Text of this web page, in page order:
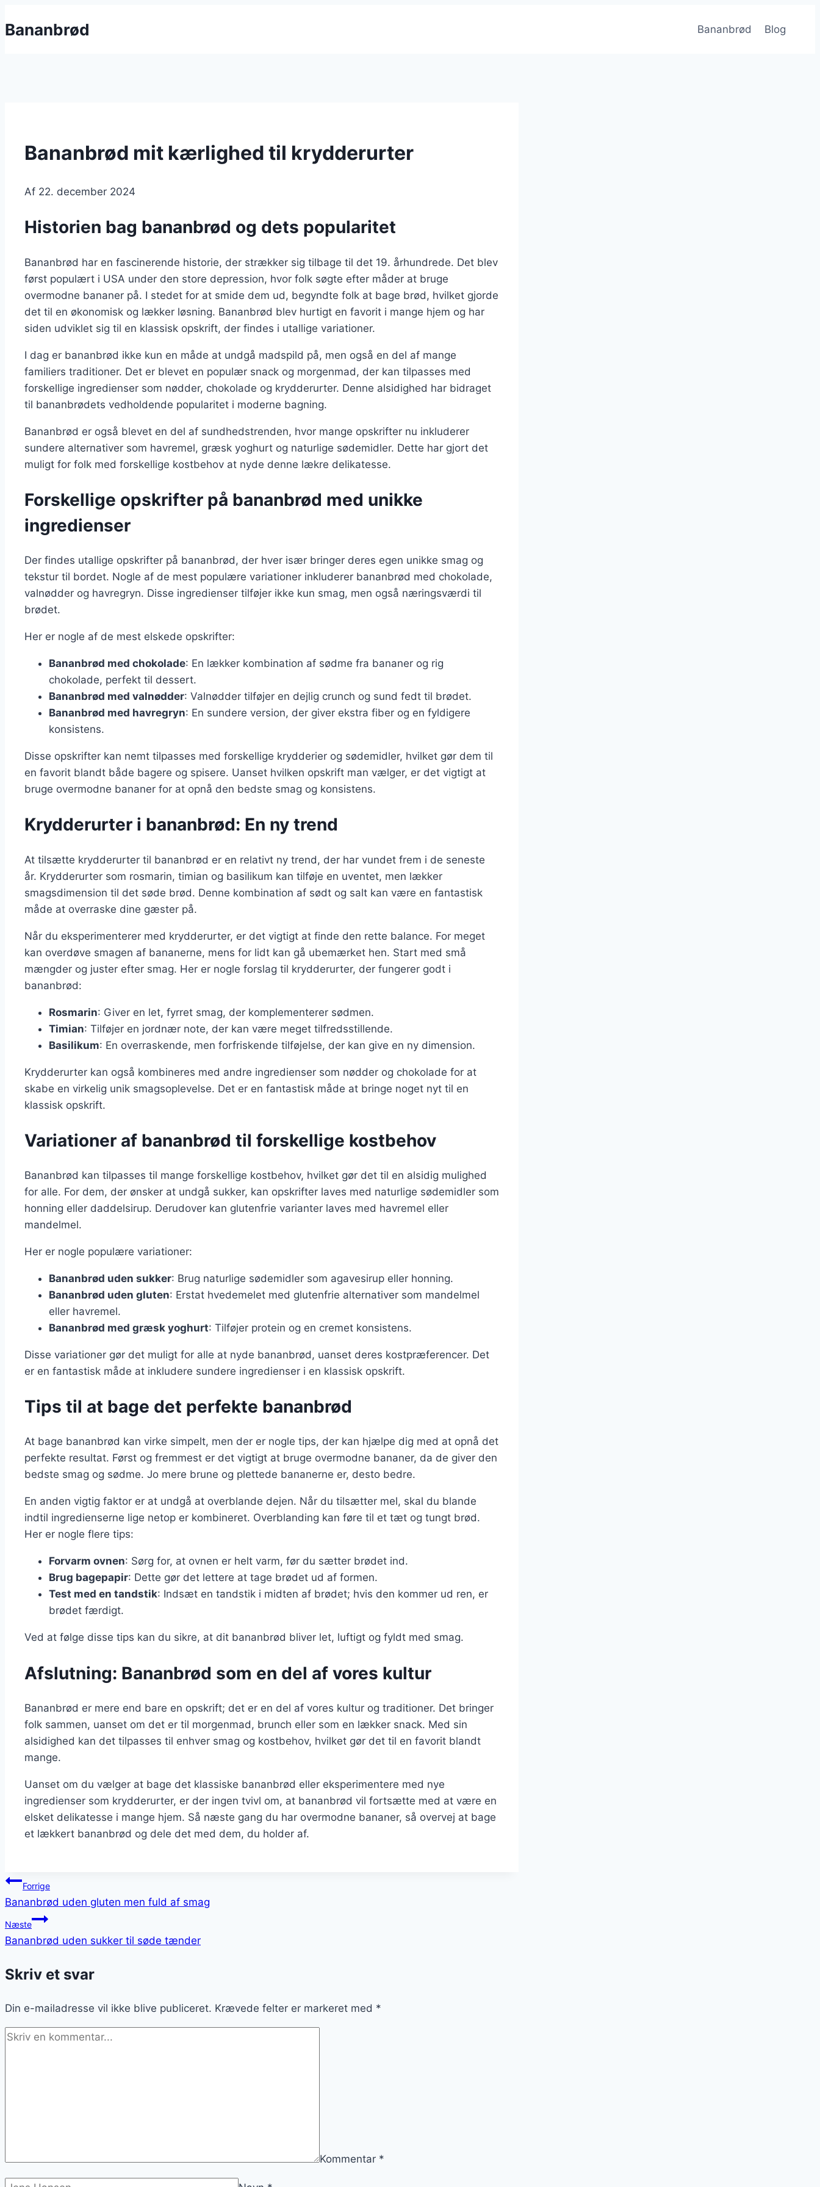
til
Bananbrød Bananbrød Blog
Bananbrød mit kærlighed til krydderurter
Af 22. december 2024
Historien bag bananbrød og dets popularitet
Bananbrød har en fascinerende historie, der strækker sig tilbage til det 19. århundrede. Det blev
først populært i USA under den store depression, hvor folk søgte efter måder at bruge
overmodne bananer på. I stedet for at smide dem ud, begyndte folk at bage brød, hvilket gjorde
det til en økonomisk og lækker løsning. Bananbrød blev hurtigt en favorit i mange hjem og har
siden udviklet sig til en klassisk opskrift, der findes i utallige variationer.
I dag er bananbrød ikke kun en måde at undgå madspild på, men også en del af mange
familiers traditioner. Det er blevet en populær snack og morgenmad, der kan tilpasses med
forskellige ingredienser som nødder, chokolade og krydderurter. Denne alsidighed har bidraget
til bananbrødets vedholdende popularitet i moderne bagning.
Bananbrød er også blevet en del af sundhedstrenden, hvor mange opskrifter nu inkluderer
sundere alternativer som havremel, græsk yoghurt og naturlige sødemidler. Dette har gjort det
muligt for folk med forskellige kostbehov at nyde denne lækre delikatesse.
Forskellige opskrifter på bananbrød med unikke
ingredienser
Der findes utallige opskrifter på bananbrød, der hver især bringer deres egen unikke smag og
tekstur til bordet. Nogle af de mest populære variationer inkluderer bananbrød med chokolade,
valnødder og havregryn. Disse ingredienser tilføjer ikke kun smag, men også næringsværdi til
brødet.
Her er nogle af de mest elskede opskrifter:
Bananbrød med chokolade: En lækker kombination af sødme fra bananer og rig
chokolade, perfekt til dessert.
Bananbrød med valnødder: Valnødder tilføjer en dejlig crunch og sund fedt til brødet.
Bananbrød med havregryn: En sundere version, der giver ekstra fiber og en fyldigere
konsistens.
Disse opskrifter kan nemt tilpasses med forskellige krydderier og sødemidler, hvilket gør dem til
en favorit blandt både bagere og spisere. Uanset hvilken opskrift man vælger, er det vigtigt at
bruge overmodne bananer for at opnå den bedste smag og konsistens.
Krydderurter i bananbrød: En ny trend
At tilsætte krydderurter til bananbrød er en relativt ny trend, der har vundet frem i de seneste
år. Krydderurter som rosmarin, timian og basilikum kan tilføje en uventet, men lækker
smagsdimension til det søde brød. Denne kombination af sødt og salt kan være en fantastisk
måde at overraske dine gæster på.
Når du eksperimenterer med krydderurter, er det vigtigt at finde den rette balance. For meget
kan overdøve smagen af bananerne, mens for lidt kan gå ubemærket hen. Start med små
mængder og juster efter smag. Her er nogle forslag til krydderurter, der fungerer godt i
bananbrød:
Rosmarin: Giver en let, fyrret smag, der komplementerer sødmen.
Timian: Tilføjer en jordnær note, der kan være meget tilfredsstillende.
Basilikum: En overraskende, men forfriskende tilføjelse, der kan give en ny dimension.
Krydderurter kan også kombineres med andre ingredienser som nødder og chokolade for at
skabe en virkelig unik smagsoplevelse. Det er en fantastisk måde at bringe noget nyt til en
klassisk opskrift.
Variationer af bananbrød til forskellige kostbehov
Bananbrød kan tilpasses til mange forskellige kostbehov, hvilket gør det til en alsidig mulighed
for alle. For dem, der ønsker at undgå sukker, kan opskrifter laves med naturlige sødemidler som
honning eller daddelsirup. Derudover kan glutenfrie varianter laves med havremel eller
mandelmel.
Her er nogle populære variationer:
Bananbrød uden sukker: Brug naturlige sødemidler som agavesirup eller honning.
Bananbrød uden gluten: Erstat hvedemelet med glutenfrie alternativer som mandelmel
eller havremel.
Bananbrød med græsk yoghurt: Tilføjer protein og en cremet konsistens.
Disse variationer gør det muligt for alle at nyde bananbrød, uanset deres kostpræferencer. Det
er en fantastisk måde at inkludere sundere ingredienser i en klassisk opskrift.
Tips til at bage det perfekte bananbrød
At bage bananbrød kan virke simpelt, men der er nogle tips, der kan hjælpe dig med at opnå det
perfekte resultat. Først og fremmest er det vigtigt at bruge overmodne bananer, da de giver den
bedste smag og sødme. Jo mere brune og plettede bananerne er, desto bedre.
En anden vigtig faktor er at undgå at overblande dejen. Når du tilsætter mel, skal du blande
indtil ingredienserne lige netop er kombineret. Overblanding kan føre til et tæt og tungt brød.
Her er nogle flere tips:
Forvarm ovnen: Sørg for, at ovnen er helt varm, før du sætter brødet ind.
Brug bagepapir: Dette gør det lettere at tage brødet ud af formen.
Test med en tandstik: Indsæt en tandstik i midten af brødet; hvis den kommer ud ren, er
brødet færdigt.
Ved at følge disse tips kan du sikre, at dit bananbrød bliver let, luftigt og fyldt med smag.
Afslutning: Bananbrød som en del af vores kultur
Bananbrød er mere end bare en opskrift; det er en del af vores kultur og traditioner. Det bringer
folk sammen, uanset om det er til morgenmad, brunch eller som en lækker snack. Med sin
alsidighed kan det tilpasses til enhver smag og kostbehov, hvilket gør det til en favorit blandt
mange.
Uanset om du vælger at bage det klassiske bananbrød eller eksperimentere med nye
ingredienser som krydderurter, er der ingen tvivl om, at bananbrød vil fortsætte med at være en
elsket delikatesse i mange hjem. Så næste gang du har overmodne bananer, så overvej at bage
et lækkert bananbrød og dele det med dem, du holder af.
Indlægsnavigation
Forrige
Bananbrød uden gluten men fuld af smag
Næste
Bananbrød uden sukker til søde tænder
Skriv et svar
Din e-mailadresse vil ikke blive publiceret. Krævede felter er markeret med *
Kommentar *